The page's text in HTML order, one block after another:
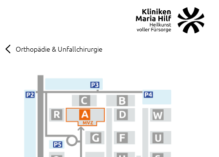
Orthopädie & Unfallchirurgie